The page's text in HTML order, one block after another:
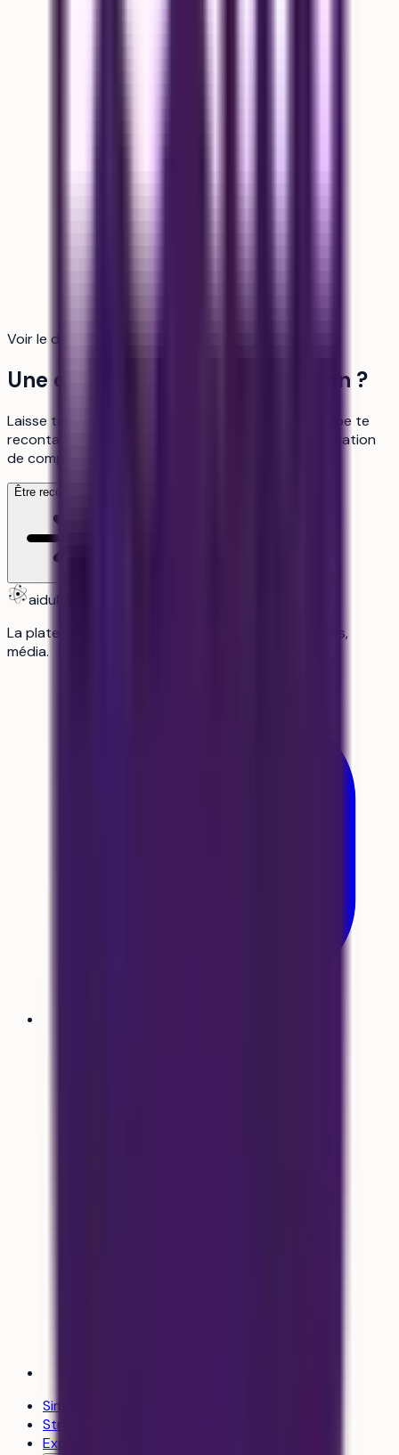
Voir le détail du calcul
Une question sur cette formation ?
Laisse tes coordonnées, un membre de notre équipe te
recontacte pour en discuter, c'est gratuit, sans création
de compte.
Être recontacté
aiduka
La plateforme n°1 des lycéens : orientation, révisions,
média.
Simulateur d’admission
Stratégie de vœux
Explorer les formations